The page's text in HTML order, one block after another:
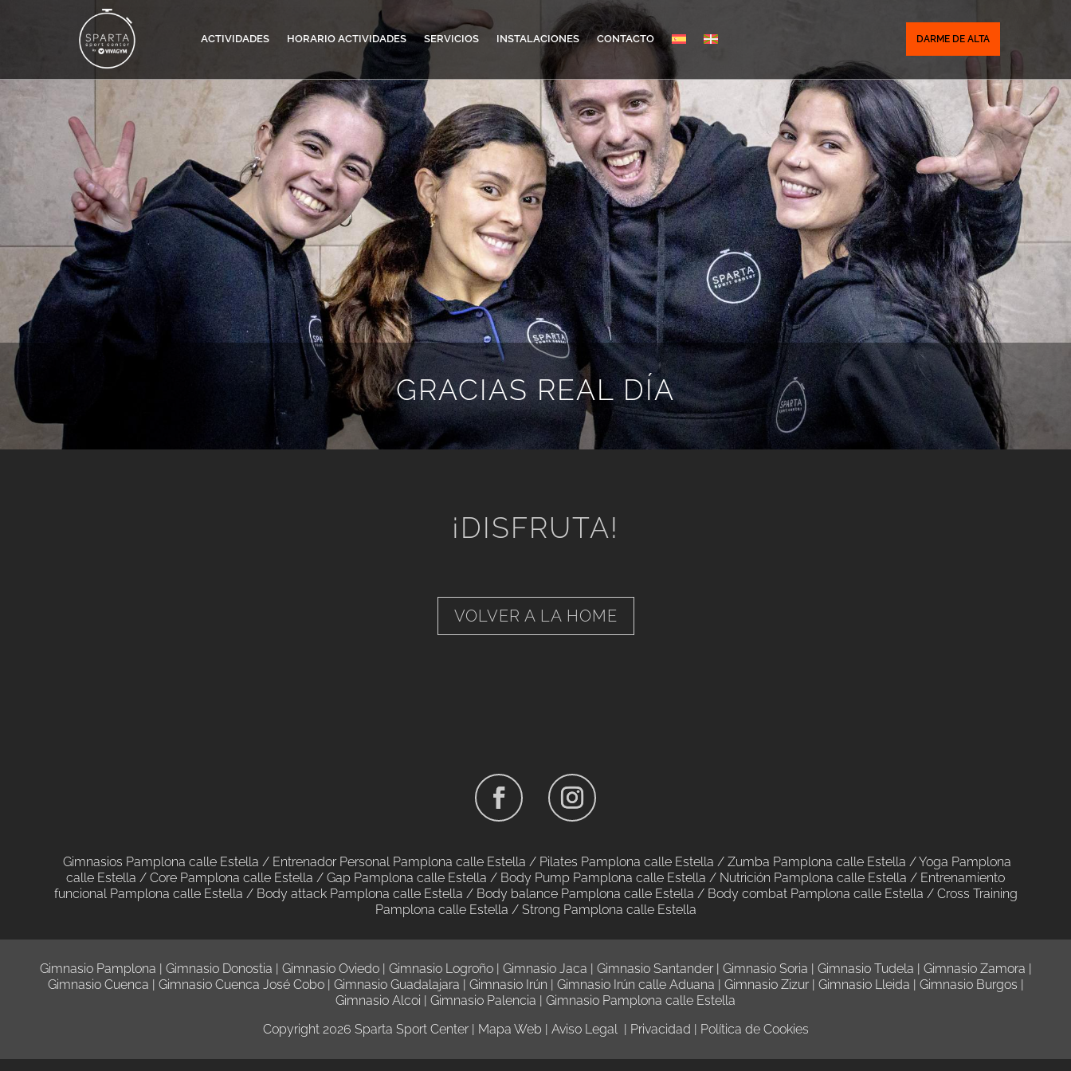
ACTIVIDADES HORARIO ACTIVIDADES SERVICIOS INSTALACIONES CONTACTO DARME DE ALTA
GRACIAS REAL DÍA
¡DISFRUTA!
VOLVER A LA HOME
Gimnasios Pamplona calle Estella / Entrenador Personal Pamplona calle Estella / Pilates Pamplona calle Estella / Zumba Pamplona calle Estella /Yoga Pamplona
calle Estella / Core Pamplona calle Estella / Gap Pamplona calle Estella / Body Pump Pamplona calle Estella / Nutrición Pamplona calle Estella / Entrenamiento
funcional Pamplona calle Estella / Body attack Pamplona calle Estella / Body balance Pamplona calle Estella / Body combat Pamplona calle Estella / Cross Training
Pamplona calle Estella / Strong Pamplona calle Estella
Gimnasio Pamplona | Gimnasio Donostia | Gimnasio Oviedo| Gimnasio Logroño| Gimnasio Jaca | Gimnasio Santander| Gimnasio Soria | Gimnasio Tudela | Gimnasio Zamora |
Gimnasio Cuenca | Gimnasio Cuenca José Cobo| Gimnasio Guadalajara | Gimnasio Irún | Gimnasio Irún calle Aduana | Gimnasio Zizur| Gimnasio Lleida | Gimnasio Burgos |
Gimnasio Alcoi | Gimnasio Palencia | Gimnasio Pamplona calle Estella
Copyright 2026 Sparta Sport Center | Mapa Web | Aviso Legal | Privacidad | Política de Cookies